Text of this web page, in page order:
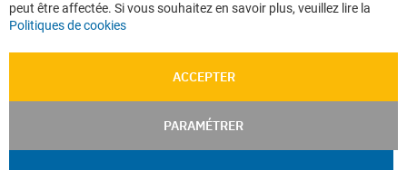
Plan du site
peut être affectée. Si vous souhaitez en savoir plus, veuillez lire la
Politiques de cookies
ACCEPTER
PARAMÉTRER